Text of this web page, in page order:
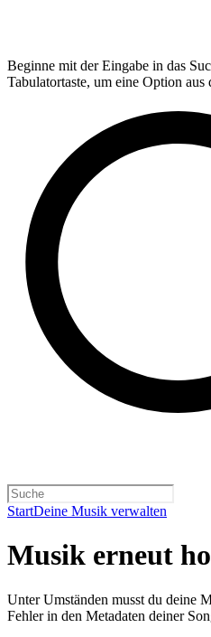
Beginne mit der Eingabe in das
Tabulatortaste, um eine Option aus
StartDeine Musik verwalten
Musik erneut
Unter Umständen musst du deine
Fehler in den Metadaten deiner